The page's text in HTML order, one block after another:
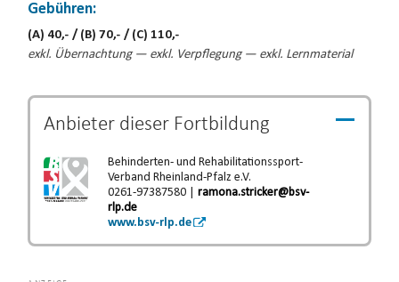
Gebühren:
(A) 40,- / (B) 70,- / (C) 110,-
exkl. Übernachtung — exkl. Verpflegung — exkl. Lernmaterial
Anbieter dieser Fortbildung
Behinderten- und Rehabilitationssport-
Verband Rheinland-Pfalz e.V.
0261-97387580 | ramona.stricker@bsv-
rlp.de
www.bsv-rlp.de